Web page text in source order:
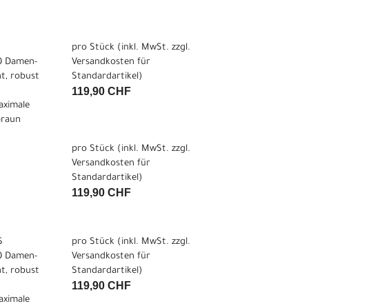
Damen-
robust
pro Stück (inkl. MwSt. zzgl.
Versandkosten für
Standardartikel)
119,90 CHF
pro Stück (inkl. MwSt. zzgl.
Versandkosten für
Standardartikel)
119,90 CHF
Damen-
robust
pro Stück (inkl. MwSt. zzgl.
Versandkosten für
Standardartikel)
119,90 CHF